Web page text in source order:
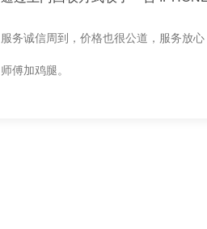
服务诚信周到，价格也很公道，服务放
师傅加鸡腿。